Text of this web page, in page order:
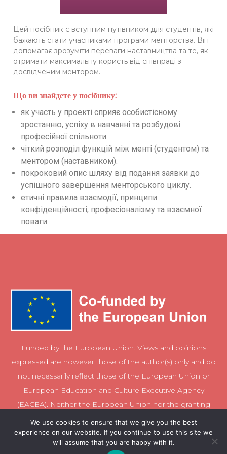
Цей посібник є вступним путівником для студентів, які
бажають стати учасниками програми менторства. Він
допомагає зрозуміти переваги наставництва та те, як
отримати максимальну користь від співпраці з
досвідченим ментором.
Що ви знайдете у посібнику:
як участь у проекті сприяє особистісному
зростанню, успіху в навчанні та розбудові
професійної спільноти.
чіткий розподіл функцій між менті (студентом) та
ментором (наставником).
покроковий опис шляху від подання заявки до
успішного завершення менторського циклу.
етичні правила взаємодії, принципи
конфіденційності, професіоналізму та взаємної
поваги.
Funded by the European Union. Views and opinions
expressed are however those of the author(s) only and do
not necessarily reflect those of the European Union or
European Education and Culture Executive Agency
(EACEA). Neither the European Union nor the granting
authority can be held responsible for them.
We use cookies to ensure that we give you the best
experience on our website. If you continue to use this site we
will assume that you are happy with it.